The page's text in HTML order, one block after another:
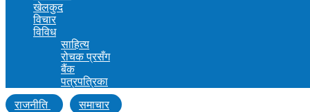
खेलकुद
विचार
विविध
साहित्य
रोचक प्रसँग
बैंक
पत्रपत्रिका
राजनीति
समाचार